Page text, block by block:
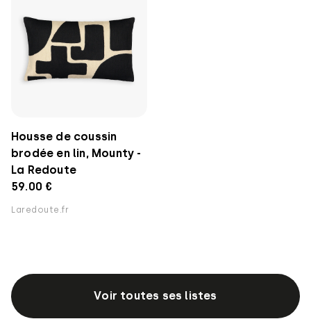
Housse de coussin
brodée en lin, Mounty -
La Redoute
59.00 €
Laredoute.fr
Voir toutes ses listes